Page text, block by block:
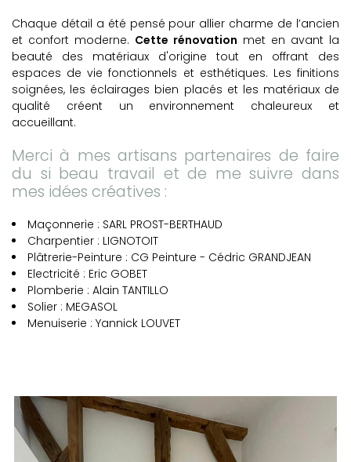
Chaque détail a été pensé pour allier charme de l’ancien
et confort moderne. Cette rénovation met en avant la
beauté des matériaux d'origine tout en offrant des
espaces de vie fonctionnels et esthétiques. Les finitions
soignées, les éclairages bien placés et les matériaux de
qualité créent un environnement chaleureux et
accueillant.
Merci à mes artisans partenaires de faire
du si beau travail et de me suivre dans
mes idées créatives :
Maçonnerie : SARL PROST-BERTHAUD
Charpentier : LIGNOTOIT
Plâtrerie-Peinture : CG Peinture - Cédric GRANDJEAN
Electricité : Eric GOBET
Plomberie : Alain TANTILLO
Solier : MEGASOL
Menuiserie : Yannick LOUVET